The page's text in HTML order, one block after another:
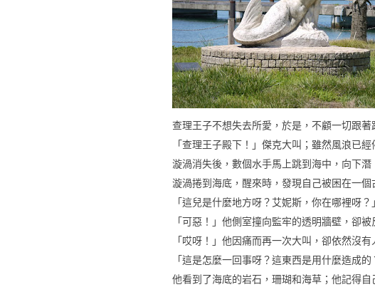
查理王子不想失去所愛，於是，不顧一切跟著
「查理王子殿下！」傑克大叫；雖然風浪已
漩渦消失後，數個水手馬上跳到海中，向下
漩渦捲到海底，醒來時，發現自己被困在一個
「這兒是什麼地方呀？艾妮斯，你在哪裡呀
「可惡！」他側室撞向監牢的透明牆壁，卻
「哎呀！」他因痛而再一次大叫，卻依然沒有
「這是怎麼一回事呀？這東西是用什麼造成
他看到了海底的岩石，珊瑚和海草；他記得